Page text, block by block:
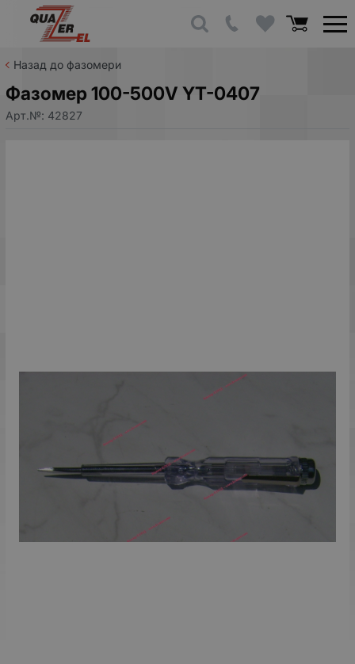
Назад до фазомери
Фазомер 100-500V YT-0407
Арт.№: 42827